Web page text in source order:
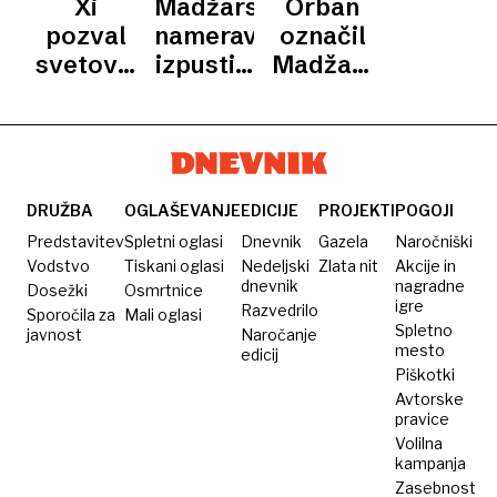
cenzuro
naftnih
sankcij
Putin
napadel
Ukrajino
politikov
Xi
pozval
svetovne
prizadevanjem
med
Ukrajino
in
Rusijo
Madžarska
namerava
izpustiti
tisoč
obsojenih
tujih
tihotapcev
ljudi
Orban
označil
Madžarsko
inkubator
konservativne
politike
DRUŽBA
Predstavitev
Vodstvo
Dosežki
Sporočila za
javnost
OGLAŠEVANJE
Spletni oglasi
Tiskani oglasi
Osmrtnice
Mali oglasi
EDICIJE
Dnevnik
Nedeljski
dnevnik
Razvedrilo
Naročanje
edicij
PROJEKTI
Gazela
Zlata nit
POGOJI
Naročniški
Akcije in
nagradne
igre
Spletno
mesto
Piškotki
Avtorske
pravice
Volilna
kampanja
Zasebnost